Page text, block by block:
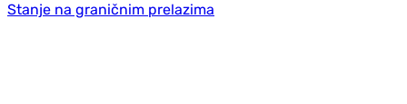
Stanje na graničnim prelazima